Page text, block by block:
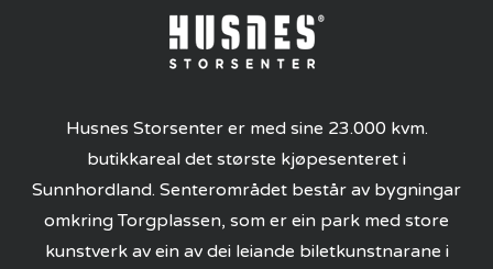
Husnes Storsenter er med sine 23.000 kvm.
butikkareal det største kjøpesenteret i
Sunnhordland. Senterområdet består av bygningar
omkring Torgplassen, som er ein park med store
kunstverk av ein av dei leiande biletkunstnarane i